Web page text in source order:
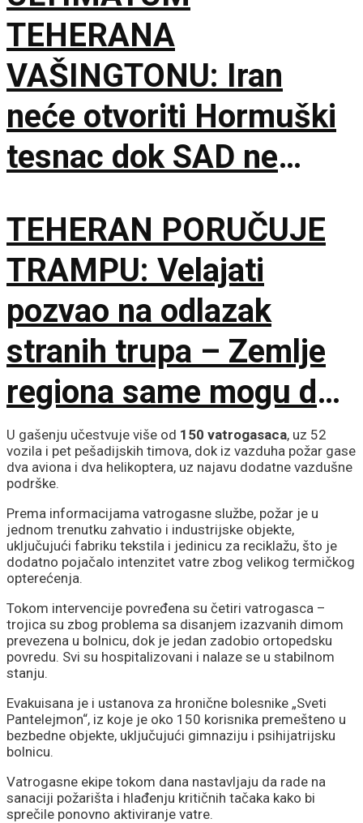
TEHERANA
VAŠINGTONU: Iran
neće otvoriti Hormuški
tesnac dok SAD ne
TEHERAN PORUČUJE
TRAMPU: Velajati
pozvao na odlazak
stranih trupa – Zemlje
regiona same mogu da
osiguraju bezbednost
U gašenju učestvuje više od 150 vatrogasaca, uz 52
vozila i pet pešadijskih timova, dok iz vazduha požar gase
dva aviona i dva helikoptera, uz najavu dodatne vazdušne
podrške.
Prema informacijama vatrogasne službe, požar je u
jednom trenutku zahvatio i industrijske objekte,
uključujući fabriku tekstila i jedinicu za reciklažu, što je
dodatno pojačalo intenzitet vatre zbog velikog termičkog
opterećenja.
Tokom intervencije povređena su četiri vatrogasca –
trojica su zbog problema sa disanjem izazvanih dimom
prevezena u bolnicu, dok je jedan zadobio ortopedsku
povredu. Svi su hospitalizovani i nalaze se u stabilnom
stanju.
Evakuisana je i ustanova za hronične bolesnike „Sveti
Pantelejmon“, iz koje je oko 150 korisnika premešteno u
bezbedne objekte, uključujući gimnaziju i psihijatrijsku
bolnicu.
Vatrogasne ekipe tokom dana nastavljaju da rade na
sanaciji požarišta i hlađenju kritičnih tačaka kako bi
sprečile ponovno aktiviranje vatre.